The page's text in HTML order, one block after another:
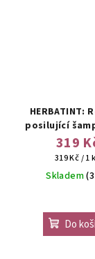
HERBATINT:
posilující
slabé nebo
vlasy
319
Měrná
cena:
319 Kč / 1
Skladem
Do